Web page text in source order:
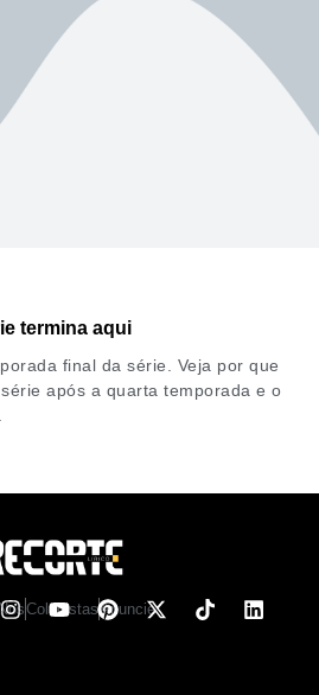
termina aqui
final da série. Veja por que
após a quarta temporada e o
ColunistasAnuncie